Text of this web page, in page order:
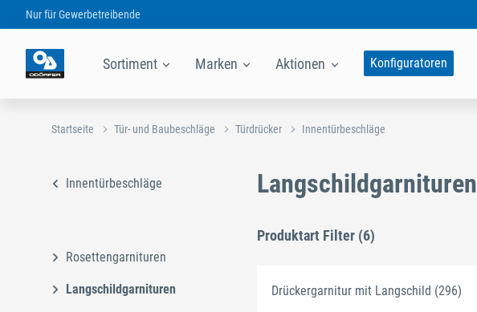
Nur fürGewerbetreibende
Sortiment Marken Aktionen Konfiguratoren
Startseite Tür- und Baubeschläge Türdrücker Innentürbeschläge
Innentürbeschläge
Rosettengarnituren
Langschildgarnituren
Langschildgarnituren
Produktart Filter (6)
Drückergarnitur mit Langschild (296)